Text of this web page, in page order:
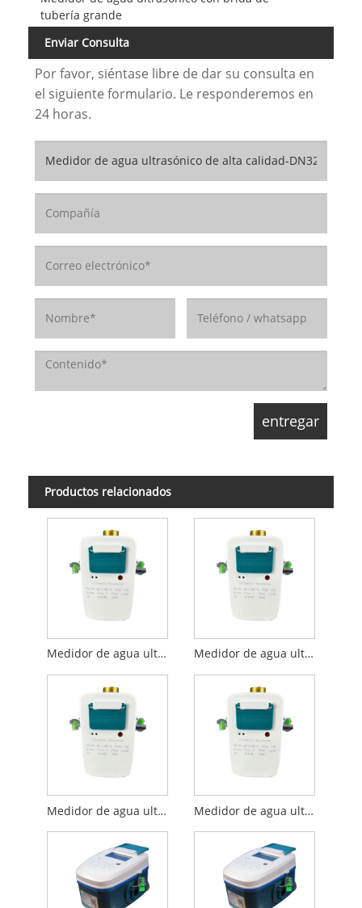
tubería grande
Enviar Consulta
Por favor, siéntase libre de dar su consulta en
el siguiente formulario. Le responderemos en
24 horas.
Productos relacionados
Medidor de agua ultrasónico DN15 de alta calidad con Modbus RS485 (m-bus) Medidor de agua ultrasónico DN20 de alta calidad con Modbus RS485 (m-bus)
Medidor de agua ultrasónico de alta calidad-DN25 con Modbus RS485 (m-bus) Medidor de agua ultrasónico de alta calidad-DN40 con Modbus RS485 (m-bus)